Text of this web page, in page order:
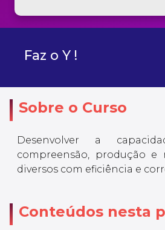
Faz o Y !
Sobre o Curso
Desenvolver a
compreensão, produção e
diversos com eficiência e
Conteúdos nesta